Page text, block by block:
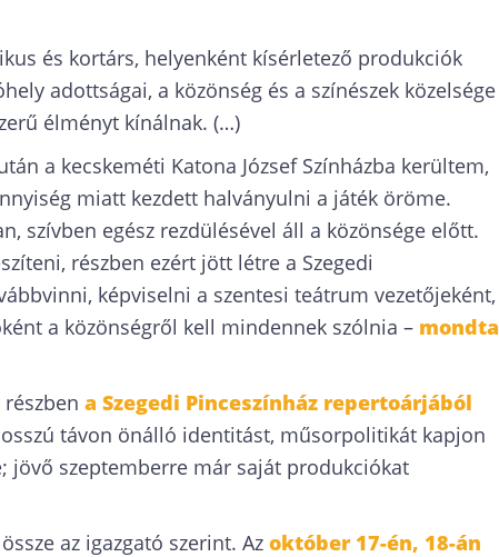
és kortárs, helyenként kísérletező produkciók
adottságai, a közönség és a színészek közelsége
élményt kínálnak. (…)
a kecskeméti Katona József Színházba kerültem,
miatt kezdett halványulni a játék öröme.
szívben egész rezdülésével áll a közönsége előtt.
részben ezért jött létre a Szegedi
képviselni a szentesi teátrum vezetőjeként,
a közönségről kell mindennek szólnia – mondta
a Szegedi Pinceszínház repertoárjából
távon önálló identitást, műsorpolitikát kapjon
jövő szeptemberre már saját produkciókat
az igazgató szerint. Az október 17-én, 18-án